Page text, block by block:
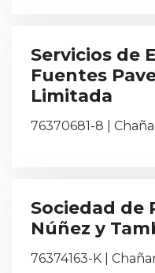
Servicios de
Fuentes
Limitada
76370681-8 |
Sociedad de
Núñez y
76374163-K |